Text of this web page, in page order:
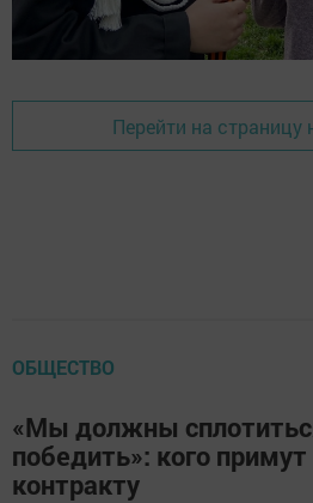
Перейти на страницу
ОБЩЕСТВО
«Мы должны
победить»: кого
контракту